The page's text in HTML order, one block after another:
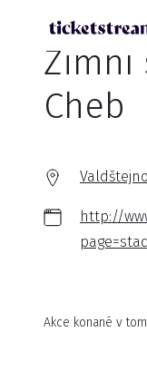
Zimní
Cheb
http://
Akce konané v